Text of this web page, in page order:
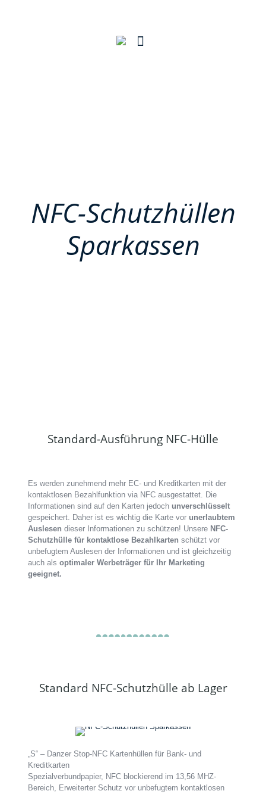
NFC-Schutzhüllen
Sparkassen
Standard-Ausführung NFC-Hülle
Es werden zunehmend mehr EC- und Kreditkarten mit der
kontaktlosen Bezahlfunktion via NFC ausgestattet. Die
Informationen sind auf den Karten jedoch unverschlüsselt
gespeichert. Daher ist es wichtig die Karte vor unerlaubtem
Auslesen dieser Informationen zu schützen! Unsere NFC-
Schutzhülle für kontaktlose Bezahlkarten schützt vor
unbefugtem Auslesen der Informationen und ist gleichzeitig
auch als optimaler Werbeträger für Ihr Marketing
geeignet.
Standard NFC-Schutzhülle ab Lager
„S“ – Danzer Stop-NFC Kartenhüllen für Bank- und
Kreditkarten
Spezialverbundpapier, NFC blockierend im 13,56 MHZ-
Bereich, Erweiterter Schutz vor unbefugtem kontaktlosen